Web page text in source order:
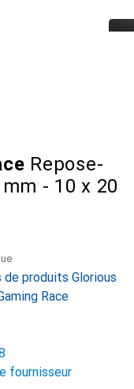
Repose-
- 10 x 20
de produits Glorious
Race
fournisseur